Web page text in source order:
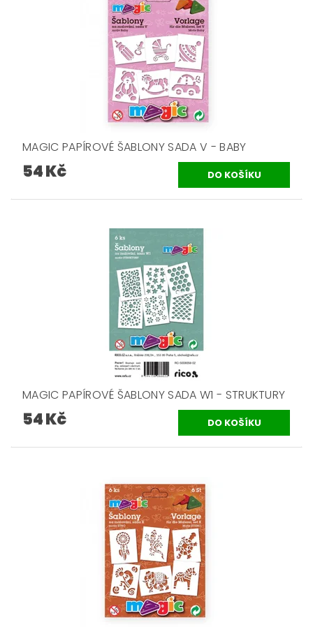
MAGIC PAPÍROVÉ ŠABLONY SADA V - BABY
54 Kč
MAGIC PAPÍROVÉ ŠABLONY SADA W1 - STRUKTURY
54 Kč